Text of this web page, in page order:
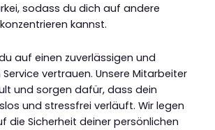
sodass du dich auf andere
kannst.
auf einen zuverlässigen und
vertrauen. Unsere Mitarbeiter
und sorgen dafür, dass dein
und stressfrei verläuft. Wir legen
die Sicherheit deiner persönlichen